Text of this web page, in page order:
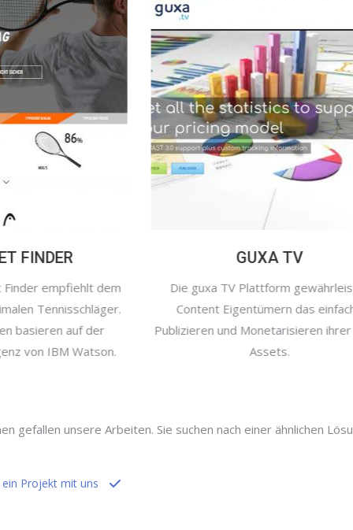
FINDER
Finder empfiehlt dem
Tennisschläger.
basieren auf der
von IBM Watson.
GUXA TV
Die guxa TV Plattform
Content Eigentümern das
Publizieren und Monetarisieren
Assets.
gefallen unsere Arbeiten. Sie suchen nach einer ähnlichen
ein Projekt mit uns